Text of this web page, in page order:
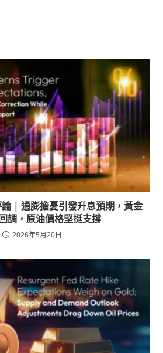
| 通膨擔憂引發升息預期，黃金
調，原油價格堅挺支撐
2026年5月20日